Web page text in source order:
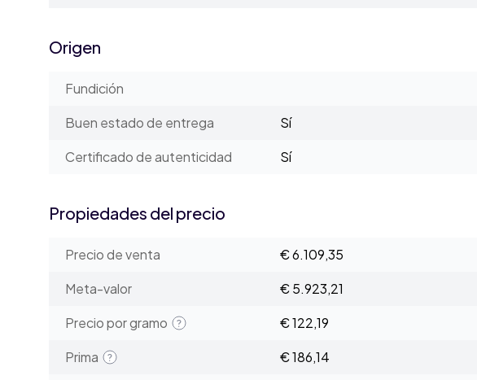
Origen
Fundición
Buen estado de entrega
Sí
Certificado de autenticidad
Sí
Propiedades del precio
Precio de venta
€ 6.109,35
Meta-valor
€ 5.923,21
Precio por gramo
€ 122,19
Prima
€ 186,14